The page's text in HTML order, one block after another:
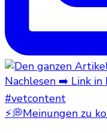
⚡💭Meinungen zu